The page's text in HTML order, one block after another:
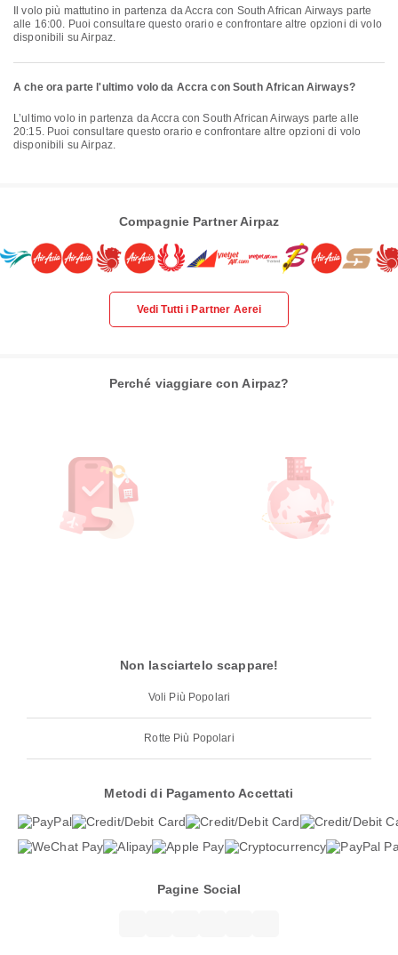
alle 16:00. Puoi consultare questo orario e confrontare altre opzioni di volo
disponibili su Airpaz.
A che ora parte l'ultimo volo da Accra con South African Airways?
L’ultimo volo in partenza da Accra con South African Airways parte alle
20:15. Puoi consultare questo orario e confrontare altre opzioni di volo
disponibili su Airpaz.
Compagnie Partner Airpaz
Vedi Tutti i Partner Aerei
Perché viaggiare con Airpaz?
Non lasciartelo scappare!
Voli Più Popolari
Rotte Più Popolari
Metodi di Pagamento Accettati
Pagine Social